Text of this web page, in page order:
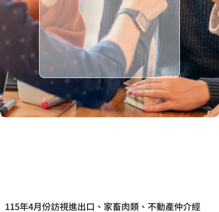
115年4月份訪視進出口、家畜肉類、不動產仲介經